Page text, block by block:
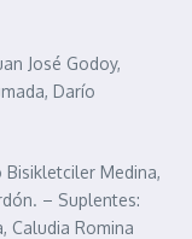
José Godoy,
Darío
Bisikletciler Medina,
– Suplentes:
Caludia Romina